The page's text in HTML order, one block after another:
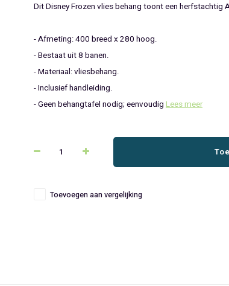
Dit Disney Frozen vlies behang toont een herfstachtig
- Afmeting: 400 breed x 280 hoog.
- Bestaat uit 8 banen.
- Materiaal: vliesbehang.
- Inclusief handleiding.
- Geen behangtafel nodig; eenvoudig Lees meer
Toevoegen aan vergelijking